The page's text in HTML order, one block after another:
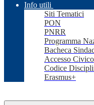
Info utili
Siti Tematici
PON
PNRR
Programma
Bacheca
Accesso Civico
Codice
Erasmus+